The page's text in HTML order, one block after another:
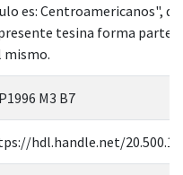
es: Centroamericanos", de
tesina forma parte
mismo.
M3 B7
hdl.handle.net/